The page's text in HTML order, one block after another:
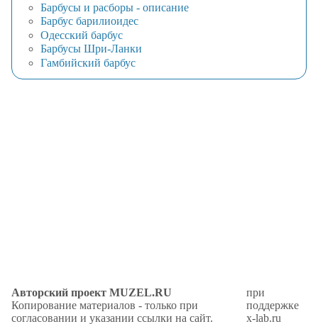
Барбусы и расборы - описание
Барбус барилиоидес
Одесский барбус
Барбусы Шри-Ланки
Гамбийский барбус
Авторский проект MUZEL.RU
Копирование материалов - только при
согласовании и указании ссылки на сайт.
при
поддержке
x-lab.ru